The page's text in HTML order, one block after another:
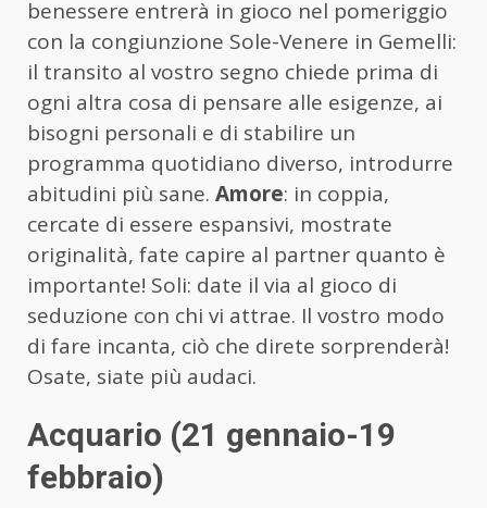
benessere entrerà in gioco nel pomeriggio
con la congiunzione Sole-Venere in Gemelli:
il transito al vostro segno chiede prima di
ogni altra cosa di pensare alle esigenze, ai
bisogni personali e di stabilire un
programma quotidiano diverso, introdurre
abitudini più sane. Amore: in coppia,
cercate di essere espansivi, mostrate
originalità, fate capire al partner quanto è
importante! Soli: date il via al gioco di
seduzione con chi vi attrae. Il vostro modo
di fare incanta, ciò che direte sorprenderà!
Osate, siate più audaci.
Acquario (21 gennaio-19
febbraio)